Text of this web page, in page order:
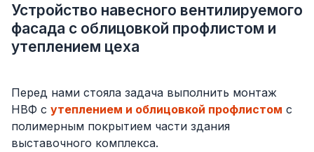
Устройство навесного вентилируемого
фасада с облицовкой профлистом и
утеплением цеха
Перед нами стояла задача выполнить монтаж
НВФ с утеплением и облицовкой профлистом с
полимерным покрытием части здания
выставочного комплекса.